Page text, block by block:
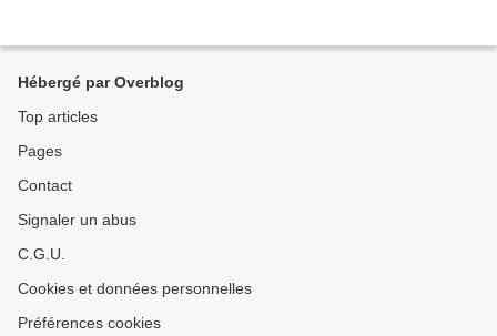
Hébergé par Overblog
Top articles
Pages
Contact
Signaler un abus
C.G.U.
Cookies et données personnelles
Préférences cookies